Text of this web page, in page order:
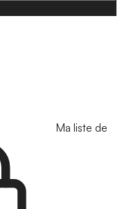
Ma liste de